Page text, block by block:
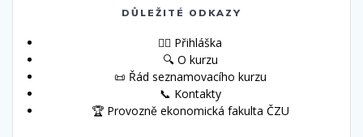
DŮLEŽITÉ ODKAZY
🙋‍♀️ Přihláška
🔍 O kurzu
📜 Řád seznamovacího kurzu
📞 Kontakty
🏆 Provozně ekonomická fakulta ČZU